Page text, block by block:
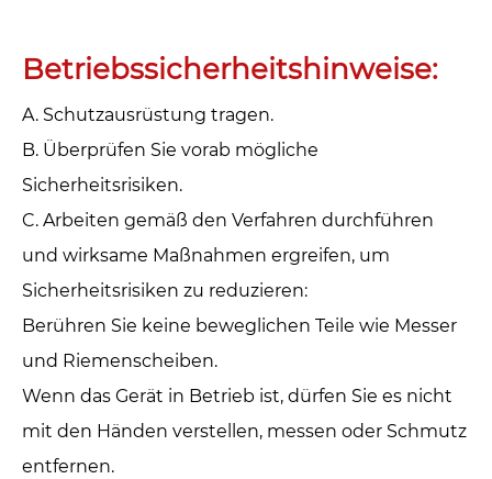
Betriebssicherheitshinweise:
A. Schutzausrüstung tragen.
B. Überprüfen Sie vorab mögliche
Sicherheitsrisiken.
C. Arbeiten gemäß den Verfahren durchführen
und wirksame Maßnahmen ergreifen, um
Sicherheitsrisiken zu reduzieren:
Berühren Sie keine beweglichen Teile wie Messer
und Riemenscheiben.
Wenn das Gerät in Betrieb ist, dürfen Sie es nicht
mit den Händen verstellen, messen oder Schmutz
entfernen.